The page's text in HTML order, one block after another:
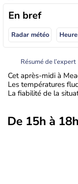
En bref
Radar météo
Résumé de l’expert
Cet après-midi à
Les températures
La fiabilité de la
De 15h à 18h